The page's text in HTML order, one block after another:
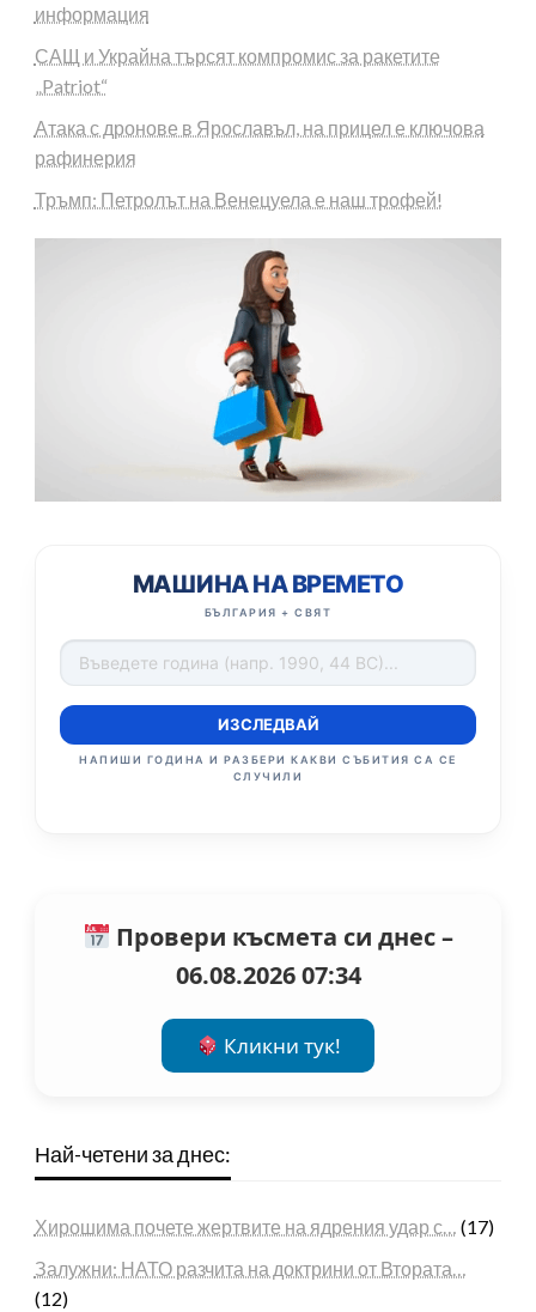
информация
САЩ и Украйна търсят компромис за ракетите
„Patriot“
Атака с дронове в Ярославъл, на прицел е ключова
рафинерия
Тръмп: Петролът на Венецуела е наш трофей!
МАШИНА НА ВРЕМЕТО
БЪЛГАРИЯ + СВЯТ
ИЗСЛЕДВАЙ
НАПИШИ ГОДИНА И РАЗБЕРИ КАКВИ СЪБИТИЯ СА СЕ
СЛУЧИЛИ
Провери късмета си днес –
06.08.2026 07:34
Кликни тук!
Най-четени за днес:
Хирошима почете жертвите на ядрения удар с… (17)
Залужни: НАТО разчита на доктрини от Втората…
(12)